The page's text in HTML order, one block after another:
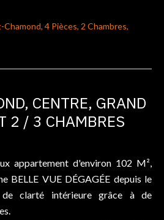
4 Pièces, 2 Chambres,
CENTRE, GRAND
2 / 3 CHAMBRES
appartement d'environ 102 M²,
BELLE VUE DÉGAGÉE depuis le
clarté intérieure grâce à de